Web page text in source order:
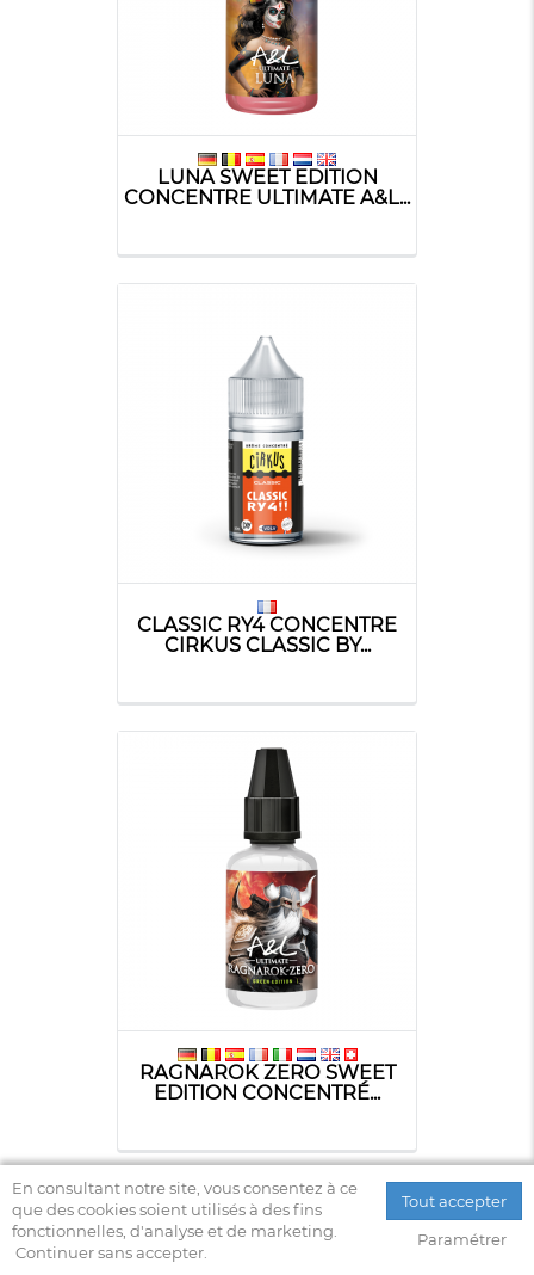
LUNA SWEET EDITION
CONCENTRE ULTIMATE A&L...
CLASSIC RY4 CONCENTRE
CIRKUS CLASSIC BY...
RAGNAROK ZERO SWEET
EDITION CONCENTRÉ...
En consultant notre site, vous consentez à ce
que des cookies soient utilisés à des fins
fonctionnelles, d'analyse et de marketing.
Continuer sans accepter.
Tout accepter
Paramétrer